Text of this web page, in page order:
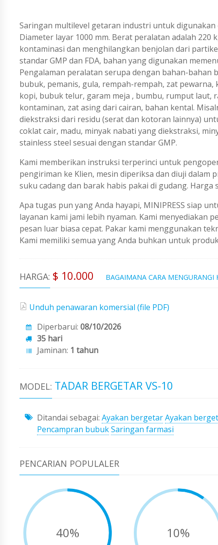
Saringan multilevel getaran industri untuk
Diameter layar 1000 mm. Berat peralatan adalah
kontaminasi dan menghilangkan benjolan dari
standar GMP dan FDA, bahan yang digunakan
Pengalaman peralatan serupa dengan bahan-
bubuk, pemanis, gula, rempah-rempah, zat
kopi, bubuk telur, garam meja , bumbu, rumput
kontaminan, zat asing dari cairan, bahan kental.
diekstraksi dari residu (serat dan kotoran lainnya)
coklat cair, madu, minyak nabati yang diekstraksi,
stainless steel sesuai dengan standar GMP.
Kami memberikan instruksi terperinci untuk
pengiriman ke Klien, mesin diperiksa dan diuji dalam
suku cadang dan barak habis pakai di gudang.
Apa tugas pun yang Anda hayapi, MINIPRESS siap
layanan kami jami lebih nyaman. Kami menyediakan
pesan luar biasa cepat. Pakar kami menggunakan
Kami memiliki semua yang Anda buhkan untuk
HARGA: $ 10.000 BAGAIMANA CARA MENGURANGI
Unduh penawaran komersial (file PDF)
Diperbarui: 08/10/2026
35 hari
Jaminan: 1 tahun
MODEL: TADAR BERGETAR VS-10
Ditandai sebagai: Ayakan bergetarAyakan
Pencampran bubukSaringan farmasi
PENCARIAN POPULALER
40% 10%